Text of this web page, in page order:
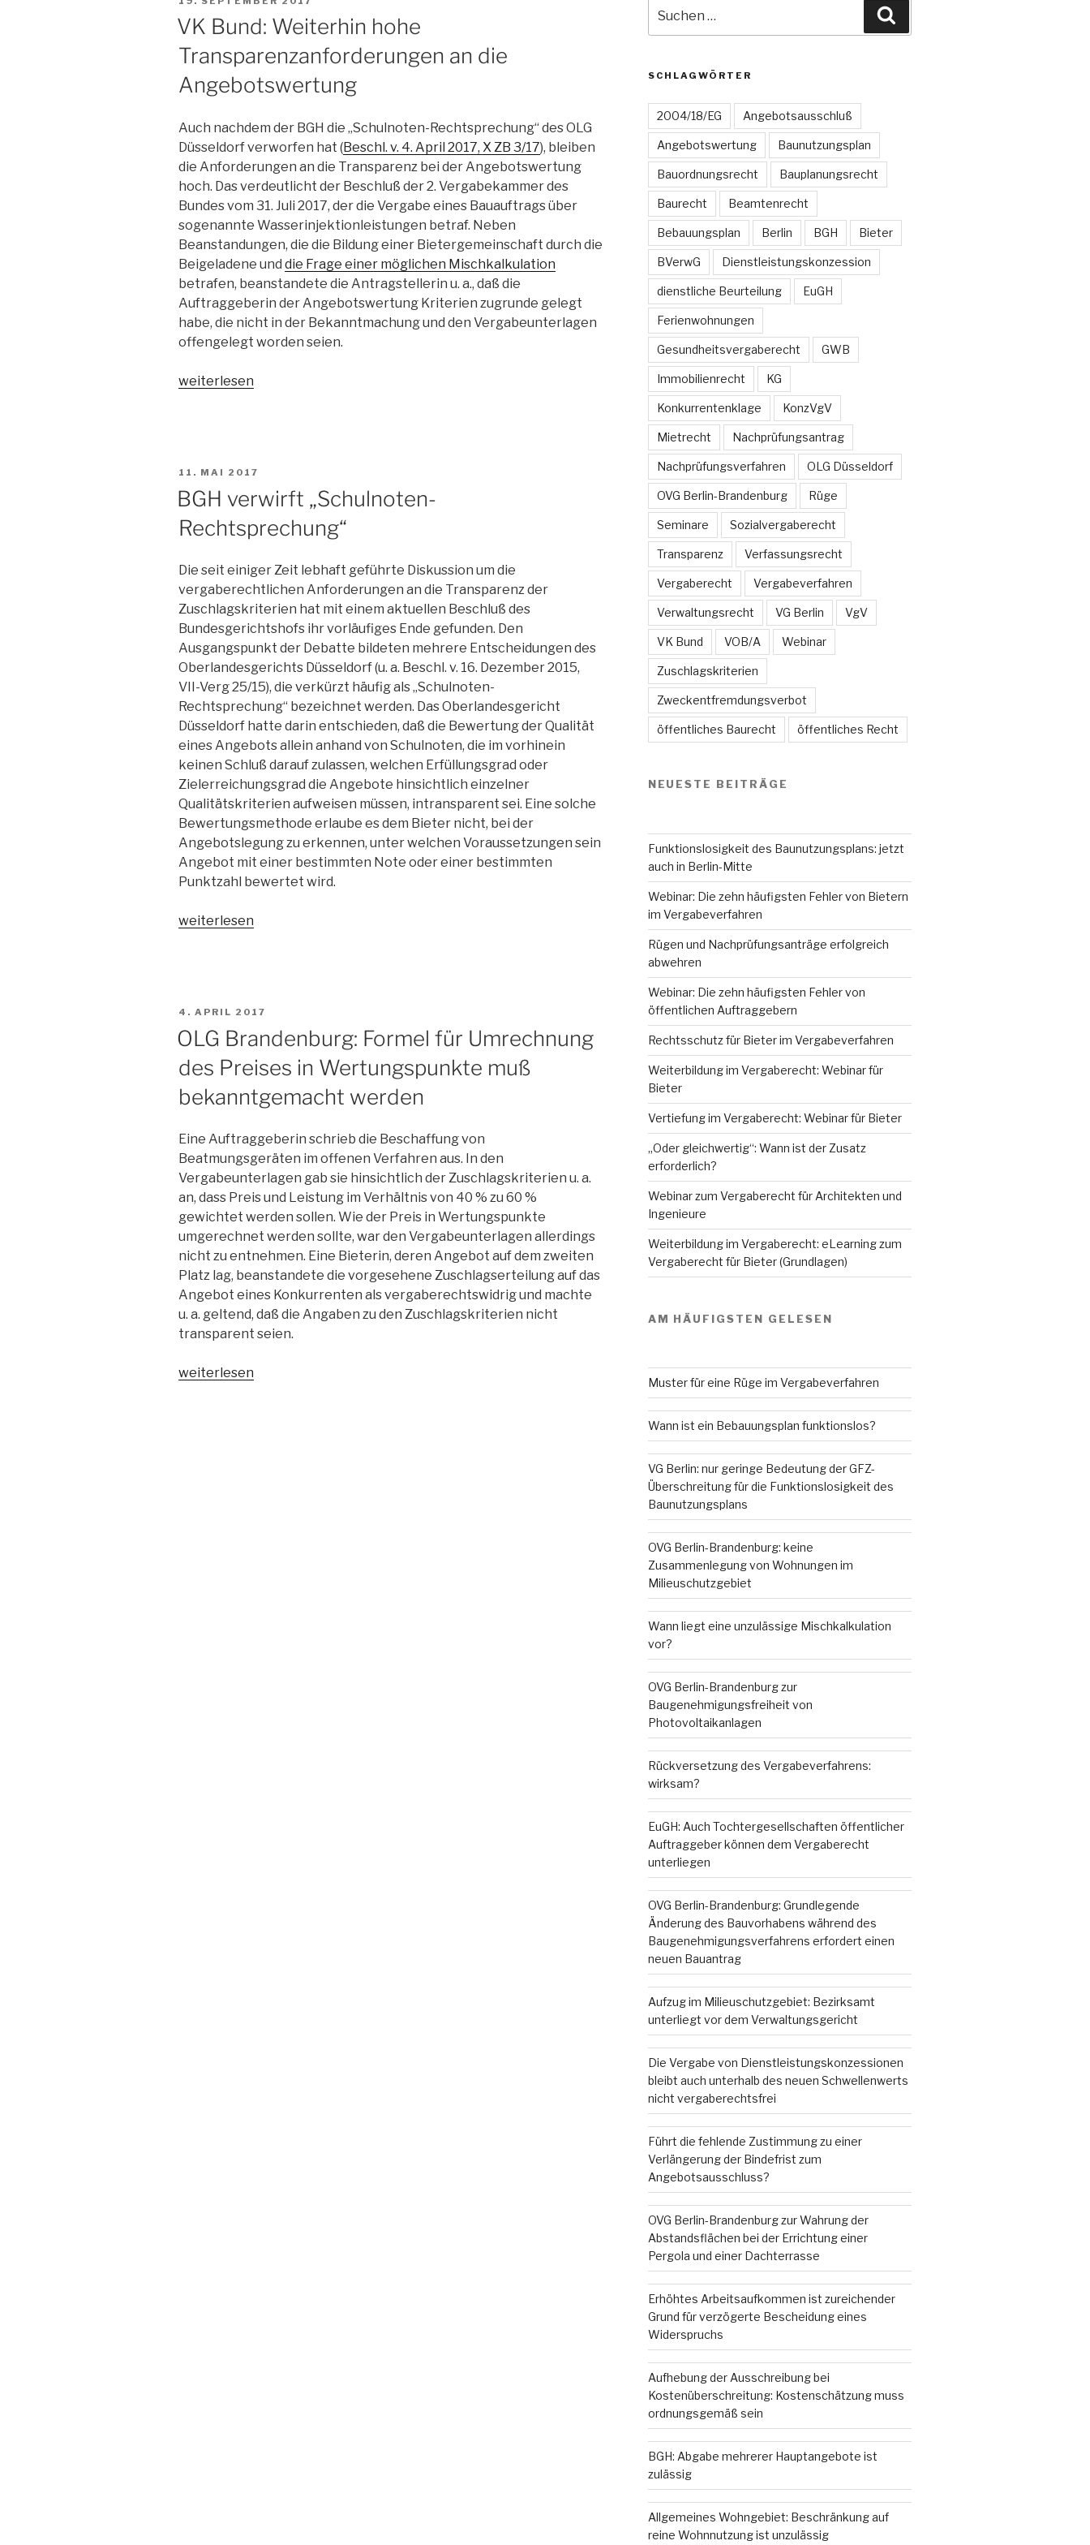
AM
VK Bund: Weiterhin hohe
Transparenzanforderungen an die
Angebotswertung
Auch nachdem der BGH die „Schulnoten-Rechtsprechung“ des OLG
Düsseldorf verworfen hat (Beschl. v. 4. April 2017, X ZB 3/17), bleiben
die Anforderungen an die Transparenz bei der Angebotswertung
hoch. Das verdeutlicht der Beschluß der 2. Vergabekammer des
Bundes vom 31. Juli 2017, der die Vergabe eines Bauauftrags über
sogenannte Wasserinjektionleistungen betraf. Neben
Beanstandungen, die die Bildung einer Bietergemeinschaft durch die
Beigeladene und die Frage einer möglichen Mischkalkulation
betrafen, beanstandete die Antragstellerin u. a., daß die
Auftraggeberin der Angebotswertung Kriterien zugrunde gelegt
habe, die nicht in der Bekanntmachung und den Vergabeunterlagen
offengelegt worden seien.
„VK
an
die
Angebotswertung“
weiterlesen
VERÖFFENTLICHT
AM
11. MAI 2017
BGH verwirft „Schulnoten-
Rechtsprechung“
Die seit einiger Zeit lebhaft geführte Diskussion um die
vergaberechtlichen Anforderungen an die Transparenz der
Zuschlagskriterien hat mit einem aktuellen Beschluß des
Bundesgerichtshofs ihr vorläufiges Ende gefunden. Den
Ausgangspunkt der Debatte bildeten mehrere Entscheidungen des
Oberlandesgerichts Düsseldorf (u. a. Beschl. v. 16. Dezember 2015,
VII-Verg 25/15), die verkürzt häufig als „Schulnoten-
Rechtsprechung“ bezeichnet werden. Das Oberlandesgericht
Düsseldorf hatte darin entschieden, daß die Bewertung der Qualität
eines Angebots allein anhand von Schulnoten, die im vorhinein
keinen Schluß darauf zulassen, welchen Erfüllungsgrad oder
Zielerreichungsgrad die Angebote hinsichtlich einzelner
Qualitätskriterien aufweisen müssen, intransparent sei. Eine solche
Bewertungsmethode erlaube es dem Bieter nicht, bei der
Angebotslegung zu erkennen, unter welchen Voraussetzungen sein
Angebot mit einer bestimmten Note oder einer bestimmten
Punktzahl bewertet wird.
„BGH
weiterlesen
VERÖFFENTLICHT
AM
4. APRIL 2017
OLG Brandenburg: Formel für Umrechnung
des Preises in Wertungspunkte muß
bekanntgemacht werden
Eine Auftraggeberin schrieb die Beschaffung von
Beatmungsgeräten im offenen Verfahren aus. In den
Vergabeunterlagen gab sie hinsichtlich der Zuschlagskriterien u. a.
an, dass Preis und Leistung im Verhältnis von 40 % zu 60 %
gewichtet werden sollen. Wie der Preis in Wertungspunkte
umgerechnet werden sollte, war den Vergabeunterlagen allerdings
nicht zu entnehmen. Eine Bieterin, deren Angebot auf dem zweiten
Platz lag, beanstandete die vorgesehene Zuschlagserteilung auf das
Angebot eines Konkurrenten als vergaberechtswidrig und machte
u. a. geltend, daß die Angaben zu den Zuschlagskriterien nicht
transparent seien.
„OLG
weiterlesen
nach:
SCHLAGWÖRTER
2004/18/EG Angebotsausschluß
Angebotswertung Baunutzungsplan
Bauordnungsrecht Bauplanungsrecht
Baurecht Beamtenrecht
Bebauungsplan Berlin BGH Bieter
BVerwG Dienstleistungskonzession
dienstliche Beurteilung EuGH
Ferienwohnungen
Gesundheitsvergaberecht GWB
Immobilienrecht KG
Konkurrentenklage KonzVgV
Mietrecht Nachprüfungsantrag
Nachprüfungsverfahren OLG Düsseldorf
OVG Berlin-Brandenburg Rüge
Seminare Sozialvergaberecht
Transparenz Verfassungsrecht
Vergaberecht Vergabeverfahren
Verwaltungsrecht VG Berlin VgV
VK Bund VOB/A Webinar
Zuschlagskriterien
Zweckentfremdungsverbot
öffentliches Baurecht öffentliches Recht
NEUESTE BEITRÄGE
Funktionslosigkeit des Baunutzungsplans: jetzt
auch in Berlin-Mitte
Webinar: Die zehn häufigsten Fehler von Bietern
im Vergabeverfahren
Rügen und Nachprüfungsanträge erfolgreich
abwehren
Webinar: Die zehn häufigsten Fehler von
öffentlichen Auftraggebern
Rechtsschutz für Bieter im Vergabeverfahren
Weiterbildung im Vergaberecht: Webinar für
Bieter
Vertiefung im Vergaberecht: Webinar für Bieter
„Oder gleichwertig“: Wann ist der Zusatz
erforderlich?
Webinar zum Vergaberecht für Architekten und
Ingenieure
Weiterbildung im Vergaberecht: eLearning zum
Vergaberecht für Bieter (Grundlagen)
AM HÄUFIGSTEN GELESEN
Muster für eine Rüge im Vergabeverfahren
Wann ist ein Bebauungsplan funktionslos?
VG Berlin: nur geringe Bedeutung der GFZ-
Überschreitung für die Funktionslosigkeit des
Baunutzungsplans
OVG Berlin-Brandenburg: keine
Zusammenlegung von Wohnungen im
Milieuschutzgebiet
Wann liegt eine unzulässige Mischkalkulation
vor?
OVG Berlin-Brandenburg zur
Baugenehmigungsfreiheit von
Photovoltaikanlagen
Rückversetzung des Vergabeverfahrens:
wirksam?
EuGH: Auch Tochtergesellschaften öffentlicher
Auftraggeber können dem Vergaberecht
unterliegen
OVG Berlin-Brandenburg: Grundlegende
Änderung des Bauvorhabens während des
Baugenehmigungsverfahrens erfordert einen
neuen Bauantrag
Aufzug im Milieuschutzgebiet: Bezirksamt
unterliegt vor dem Verwaltungsgericht
Die Vergabe von Dienstleistungskonzessionen
bleibt auch unterhalb des neuen Schwellenwerts
nicht vergaberechtsfrei
Führt die fehlende Zustimmung zu einer
Verlängerung der Bindefrist zum
Angebotsausschluss?
OVG Berlin-Brandenburg zur Wahrung der
Abstandsflächen bei der Errichtung einer
Pergola und einer Dachterrasse
Erhöhtes Arbeitsaufkommen ist zureichender
Grund für verzögerte Bescheidung eines
Widerspruchs
Aufhebung der Ausschreibung bei
Kostenüberschreitung: Kostenschätzung muss
ordnungsgemäß sein
BGH: Abgabe mehrerer Hauptangebote ist
zulässig
Allgemeines Wohngebiet: Beschränkung auf
reine Wohnnutzung ist unzulässig